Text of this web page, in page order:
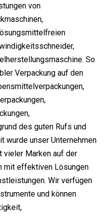
von
So
Verpackung auf den
des guten Rufs und
wurde unser Unternehmen
vieler Marken auf der
mit effektiven Lösungen
Wir verfügen
und können